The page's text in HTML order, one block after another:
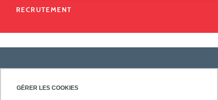
GÉRER LES COOKIES
RECRUTEMENT
PRATIQUE